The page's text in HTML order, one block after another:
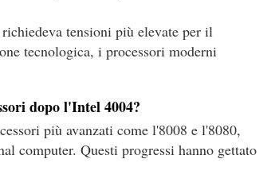
tensioni più elevate per il
tecnologica, i processori moderni
dopo l'Intel 4004?
più avanzati come l'8008 e l'8080,
computer. Questi progressi hanno gettato